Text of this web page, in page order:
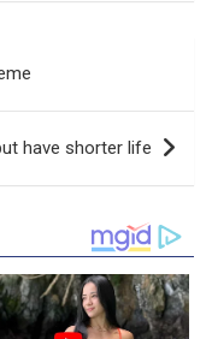
have shorter life